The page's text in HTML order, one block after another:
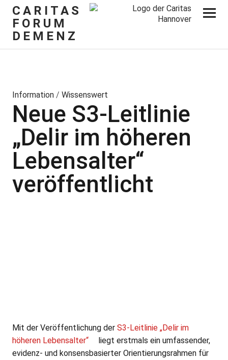
CARITAS
FORUM
DEMENZ
Information/ Wissenswert
Neue S3-Leitlinie
„Delir im höheren
Lebensalter“
veröffentlicht
Mit der Veröffentlichung derS3-Leitlinie „Delir im
höheren Lebensalter“
liegt erstmals ein umfassender,
evidenz- und konsensbasierter Orientierungsrahmen für